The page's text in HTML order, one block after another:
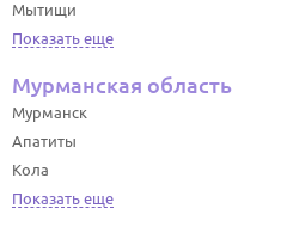
Мытищи
Показать еще
Мурманская область
Мурманск
Апатиты
Кола
Показать еще